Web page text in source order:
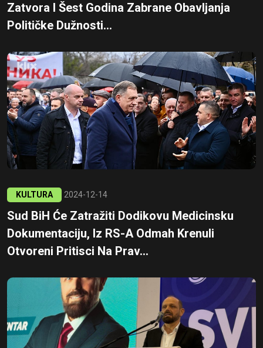
Zatvora I Šest Godina Zabrane Obavljanja
Političke Dužnosti...
KULTURA 2024-12-14
Sud BiH Će Zatražiti Dodikovu Medicinsku
Dokumentaciju, Iz RS-A Odmah Krenuli
Otvoreni Pritisci Na Prav...